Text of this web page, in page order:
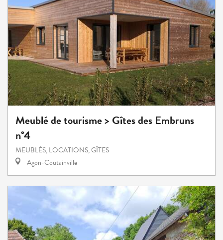
Meublé de tourisme > Gîtes des Embruns
n°4
MEUBLÉS, LOCATIONS, GÎTES
Agon-Coutainville